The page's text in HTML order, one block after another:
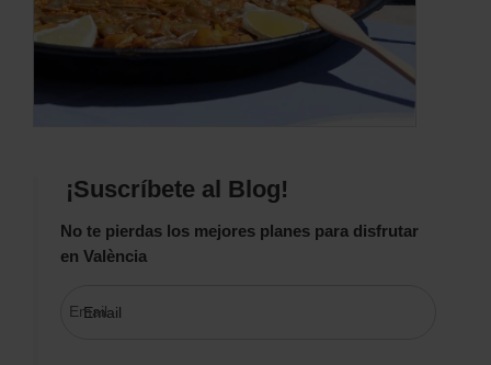
¡Suscríbete al Blog!
No te pierdas los mejores planes para disfrutar
en València
Email